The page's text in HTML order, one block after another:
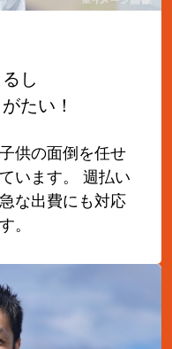
し
たい！
供の面倒を任せ
います。 週払い
な出費にも対応
。